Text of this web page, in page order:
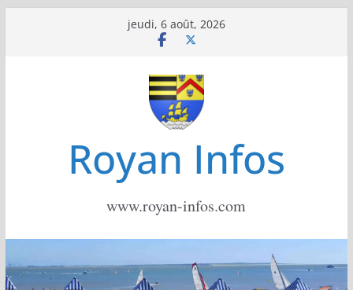
jeudi, 6 août, 2026
Royan Infos
www.royan-infos.com